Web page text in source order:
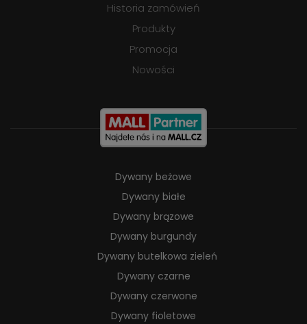
Historia zamówień
Produkty
Promocja
Nowości
Dywany beżowe
Dywany białe
Dywany brązowe
Dywany burgundy
Dywany butelkowa zieleń
Dywany czarne
Dywany czerwone
Dywany fioletowe